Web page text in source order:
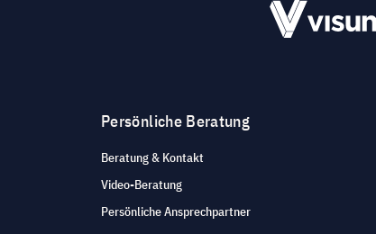
Persönliche Beratung
Beratung & Kontakt
Video-Beratung
Persönliche Ansprechpartner